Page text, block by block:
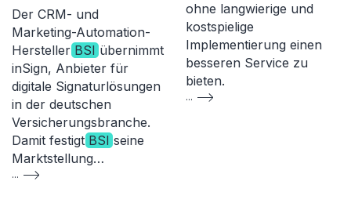
Der CRM- und
Marketing-Automation-
Hersteller BSI übernimmt
inSign, Anbieter für
digitale Signaturlösungen
in der deutschen
Versicherungsbranche.
Damit festigt BSI seine
Marktstellung…
...
ohne langwierige und
kostspielige
Implementierung einen
besseren Service zu
bieten.
...